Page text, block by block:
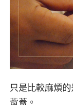
只是比較麻煩
背蓋。